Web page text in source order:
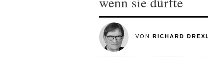
VON RICHARD DREXL